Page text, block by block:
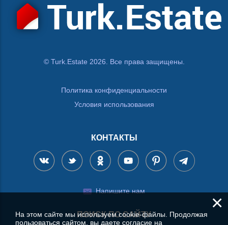
© Turk.Estate 2026. Все права защищены.
Политика конфиденциальности
Условия использования
КОНТАКТЫ
Напишите нам
ПОИСК ПО САЙТУ
×
На этом сайте мы используем cookie-файлы. Продолжая
пользоваться сайтом, вы даете согласие на